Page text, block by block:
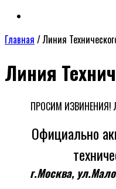
Главная /Линия
Линия
ПРОСИМ ИЗВИНЕНИЯ!
Официально
г.Москва,